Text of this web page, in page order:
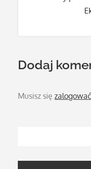
Dodaj
Musisz sięzalogować